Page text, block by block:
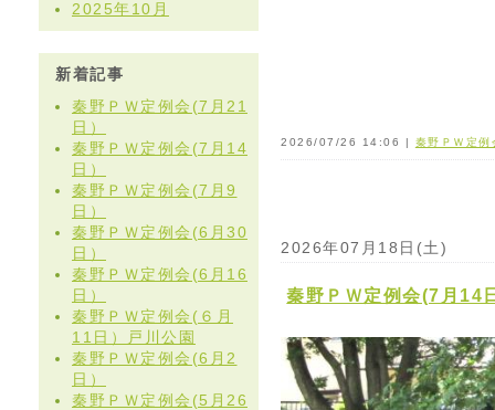
2025年10月
新着記事
秦野ＰＷ定例会(7月21
日）
秦野ＰＷ定例会(7月14
日）
秦野ＰＷ定例会(7月9
日）
秦野ＰＷ定例会(6月30
日）
秦野ＰＷ定例会(6月16
日）
秦野ＰＷ定例会(６月
11日）戸川公園
秦野ＰＷ定例会(6月2
日）
秦野ＰＷ定例会(5月26
2026/07/26 14:06 | 秦野ＰＷ定例
2026年07月18日(土)
秦野ＰＷ定例会(7月14